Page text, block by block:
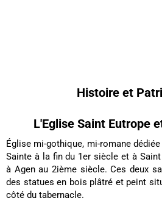
Histoire et
L'Eglise Saint Eutrope
Église mi-gothique, mi-romane
Sainte à la fin du 1er siècle et à
à Agen au 2ième siècle. Ces deux
des statues en bois plâtré et peint
côté du tabernacle.